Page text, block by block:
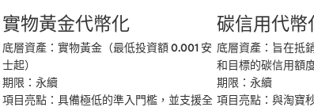
實物黃金代幣化
底層資產：實物黃金（最低投資額 0.001 安
士起）
期限：永續
項目亮點：具備極低的準入門檻，並支援全
碳信用代幣
底層資產：旨在抵
和目標的碳信用額
期限：永續
項目亮點：與淘寶